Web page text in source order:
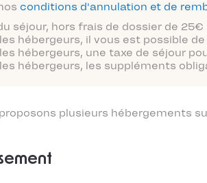
conditions d'annulation et de
séjour, hors frais de dossier de
hébergeurs, il vous est possible
hébergeurs, une taxe de séjour
hébergeurs, les suppléments
plusieurs hébergements